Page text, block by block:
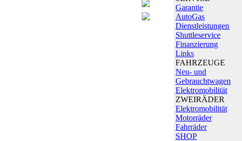
Garantie
AutoGas
Dienstleistungen
Shuttleservice
Finanzierung
Links
FAHRZEUGE
Neu- und
Gebrauchtwagen
Elektromobilität
ZWEIRÄDER
Elektromobilität
Motorräder
Fahrräder
SHOP